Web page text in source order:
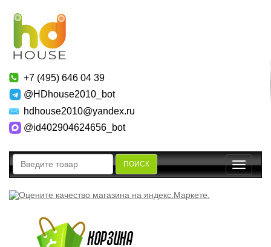
+7 (495) 646 04 39
@HDhouse2010_bot
hdhouse2010@yandex.ru
@id402904624656_bot
ПОИСК
Toggle